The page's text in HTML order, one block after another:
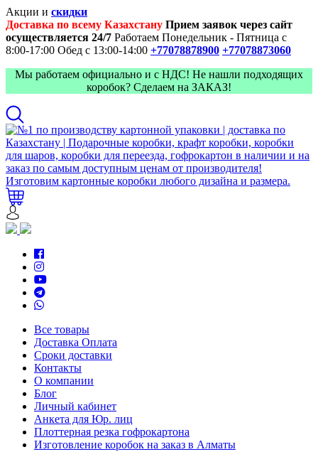
Акции и скидки
Доставка по всему Казахстану Прием заявок через сайт
осуществляется 24/7 Работаем Понедельник - Пятница с
8:00-17:00 Обед с 13:00-14:00 +77078878900 +77078873060
Мы работаем официально и с НДС! Не нашли подходящих
коробок? Сделаем на ЗАКАЗ!
Все товары
Доставка Оплата
Сроки доставки
Контакты
О компании
Блог
Личный кабинет
Анкета для Юр. лиц
Плоттерная резка гофрокартона
Изготовление коробок на заказ в Алматы